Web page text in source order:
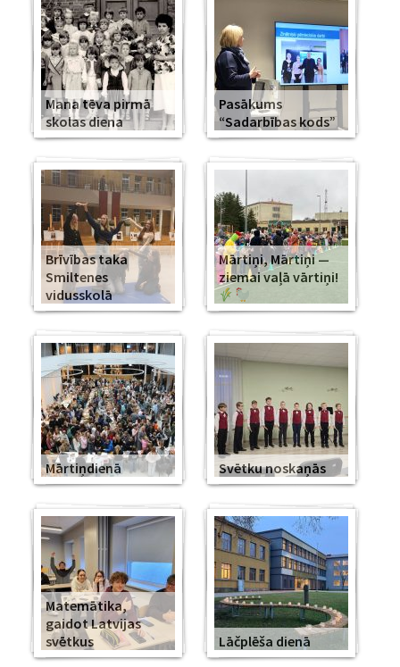
Mana tēva pirmā
skolas diena
Pasākums
“Sadarbības kods”
Brīvības taka
Smiltenes
vidusskolā
Mārtiņi, Mārtiņi —
ziemai vaļā vārtiņi!
Mārtiņdienā Svētku noskaņās
Matemātika,
gaidot Latvijas
svētkus
Lāčplēša dienā